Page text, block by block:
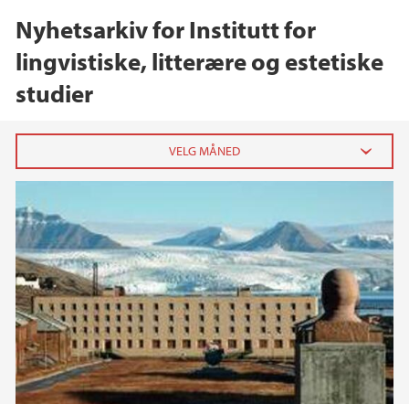
Nyhetsarkiv for Institutt for
lingvistiske, litterære og estetiske
studier
mai (1)
mars (4)
februar (1)
2025
2024